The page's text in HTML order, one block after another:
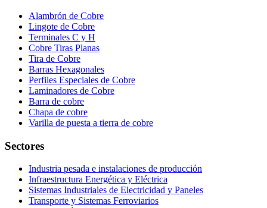
Alambrón de Cobre
Lingote de Cobre
Terminales C y H
Cobre Tiras Planas
Tira de Cobre
Barras Hexagonales
Perfiles Especiales de Cobre
Laminadores de Cobre
Barra de cobre
Chapa de cobre
Varilla de puesta a tierra de cobre
Sectores
Industria pesada e instalaciones de producción
Infraestructura Energética y Eléctrica
Sistemas Industriales de Electricidad y Paneles
Transporte y Sistemas Ferroviarios